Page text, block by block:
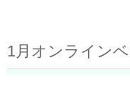
1月オンライン